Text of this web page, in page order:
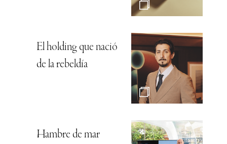
El holding que nació
de la rebeldía
Hambre de mar